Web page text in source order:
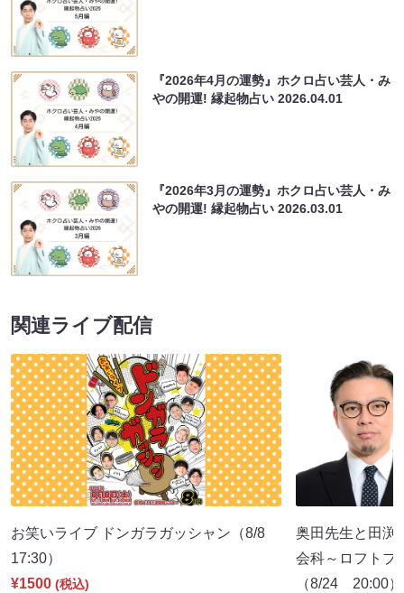
『2026年4月の運勢』ホクロ占い芸人・み
やの開運! 縁起物占い2026.04.01
『2026年3月の運勢』ホクロ占い芸人・み
やの開運! 縁起物占い2026.03.01
関連ライブ配信
お笑いライブ ドンガラガッシャン（8/8
17:30）
¥1500 (税込)
奥田先生と田渕
会科～ロフトプ
（8/24 20:00）